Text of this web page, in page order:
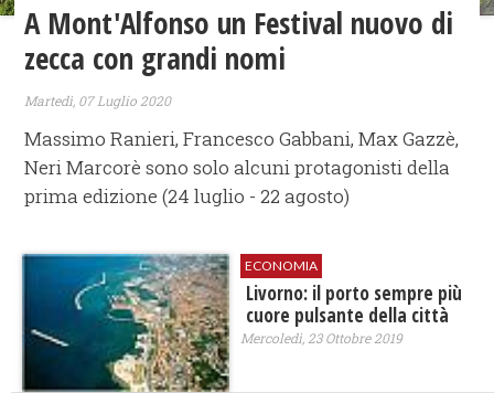
A Mont'Alfonso un Festival nuovo di
zecca con grandi nomi
Martedì, 07 Luglio 2020
Massimo Ranieri, Francesco Gabbani, Max Gazzè,
Neri Marcorè sono solo alcuni protagonisti della
prima edizione (24 luglio - 22 agosto)
ECONOMIA
Livorno: il porto sempre più
cuore pulsante della città
Mercoledì, 23 Ottobre 2019